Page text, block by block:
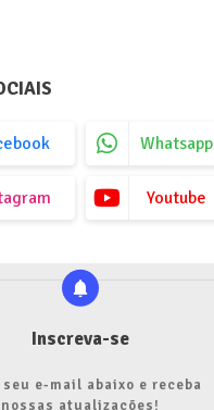
Whatsapp
Youtube
Inscreva-se
seu e-mail abaixo e receba
nossas atualizações!